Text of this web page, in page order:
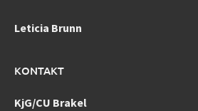
Leticia Brunn
KONTAKT
KjG/CU Brakel